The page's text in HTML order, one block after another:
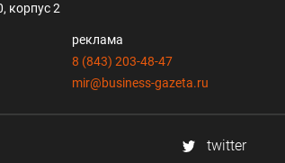
корпус 2
реклама
8 (843) 203-48-47
mir@business-gazeta.ru
twitter